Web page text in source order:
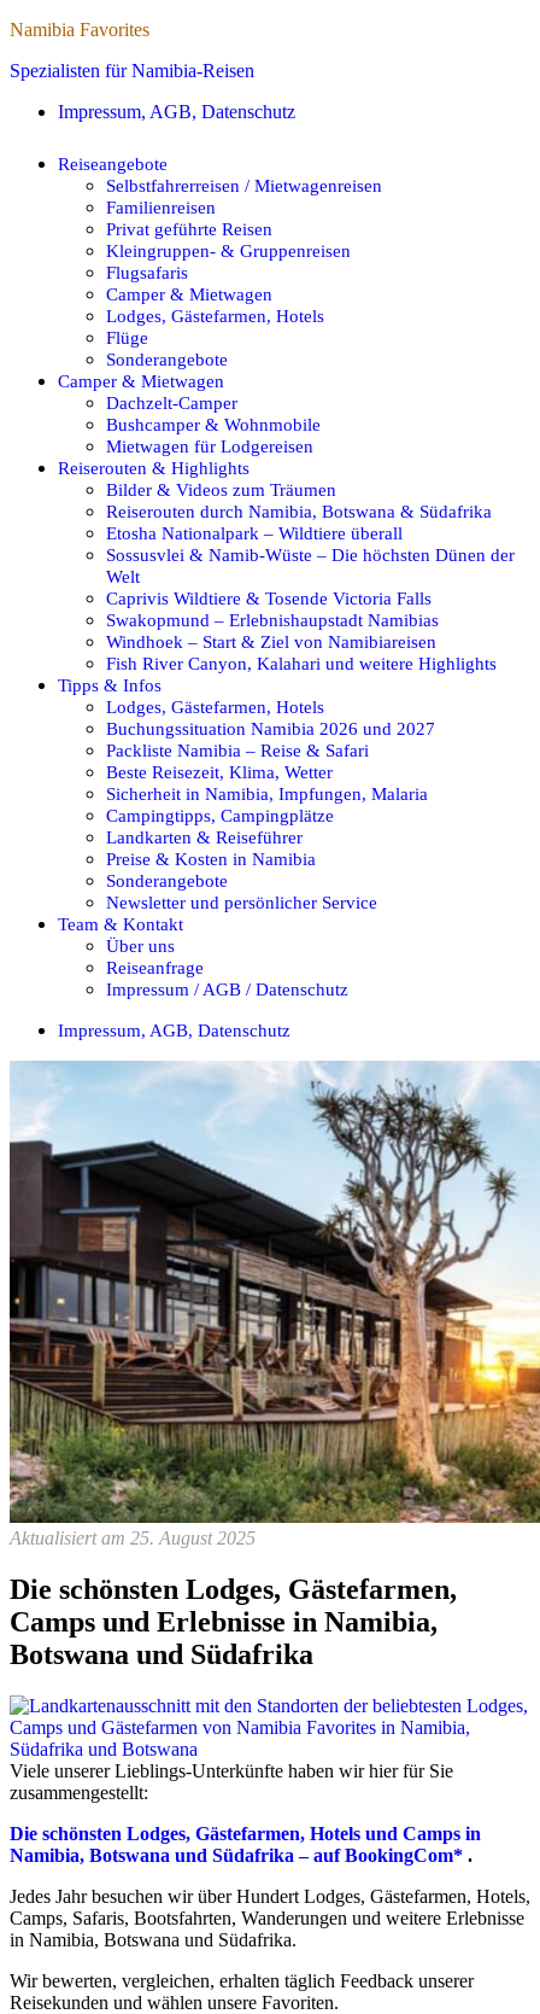
Namibia Favorites
Spezialisten für Namibia-Reisen
Impressum, AGB, Datenschutz
Reiseangebote
Selbstfahrerreisen / Mietwagenreisen
Familienreisen
Privat geführte Reisen
Kleingruppen- & Gruppenreisen
Flugsafaris
Camper & Mietwagen
Lodges, Gästefarmen, Hotels
Flüge
Sonderangebote
Camper & Mietwagen
Dachzelt-Camper
Bushcamper & Wohnmobile
Mietwagen für Lodgereisen
Reiserouten & Highlights
Bilder & Videos zum Träumen
Reiserouten durch Namibia, Botswana & Südafrika
Etosha Nationalpark – Wildtiere überall
Sossusvlei & Namib-Wüste – Die höchsten Dünen der
Welt
Caprivis Wildtiere & Tosende Victoria Falls
Swakopmund – Erlebnishaupstadt Namibias
Windhoek – Start & Ziel von Namibiareisen
Fish River Canyon, Kalahari und weitere Highlights
Tipps & Infos
Lodges, Gästefarmen, Hotels
Buchungssituation Namibia 2026 und 2027
Packliste Namibia – Reise & Safari
Beste Reisezeit, Klima, Wetter
Sicherheit in Namibia, Impfungen, Malaria
Campingtipps, Campingplätze
Landkarten & Reiseführer
Preise & Kosten in Namibia
Sonderangebote
Newsletter und persönlicher Service
Team & Kontakt
Über uns
Reiseanfrage
Impressum / AGB / Datenschutz
Impressum, AGB, Datenschutz
Aktualisiert am 25. August 2025
Die schönsten Lodges, Gästefarmen,
Camps und Erlebnisse in Namibia,
Botswana und Südafrika
Viele unserer Lieblings-Unterkünfte haben wir hier für Sie
zusammengestellt:
Die schönsten Lodges, Gästefarmen, Hotels und Camps in
Namibia, Botswana und Südafrika – auf BookingCom* .
Jedes Jahr besuchen wir über Hundert Lodges, Gästefarmen, Hotels,
Camps, Safaris, Bootsfahrten, Wanderungen und weitere Erlebnisse
in Namibia, Botswana und Südafrika.
Wir bewerten, vergleichen, erhalten täglich Feedback unserer
Reisekunden und wählen unsere Favoriten.